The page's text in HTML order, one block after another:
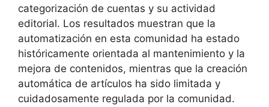
categorización de cuentas y su actividad
editorial. Los resultados muestran que la
automatización en esta comunidad ha estado
históricamente orientada al mantenimiento y la
mejora de contenidos, mientras que la creación
automática de artículos ha sido limitada y
cuidadosamente regulada por la comunidad.